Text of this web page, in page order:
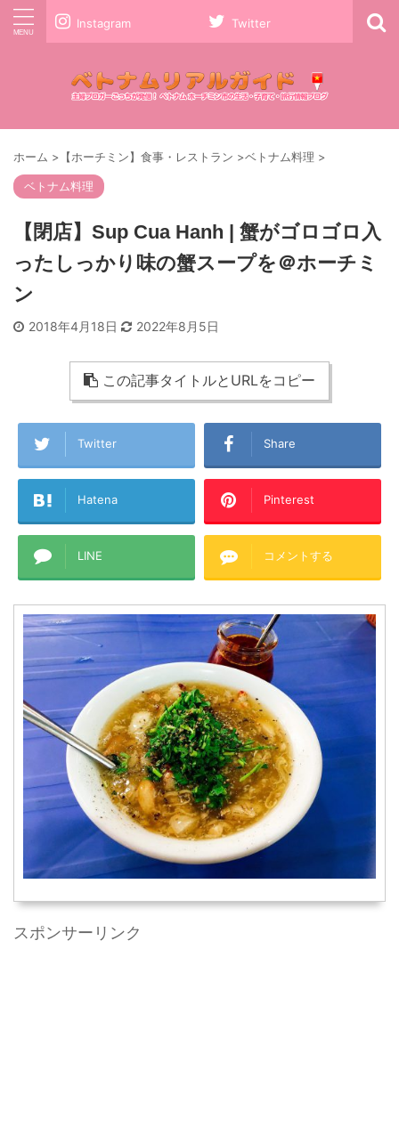
Instagram Twitter
ホーム > 【ホーチミン】食事・レストラン >ベトナム料理 >
ベトナム料理
【閉店】Sup Cua Hanh | 蟹がゴロゴロ入
ったしっかり味の蟹スープを＠ホーチミ
ン
2018年4月18日 2022年8月5日
この記事タイトルとURLをコピー
Twitter Share
Hatena Pinterest
LINE コメントする
スポンサーリンク